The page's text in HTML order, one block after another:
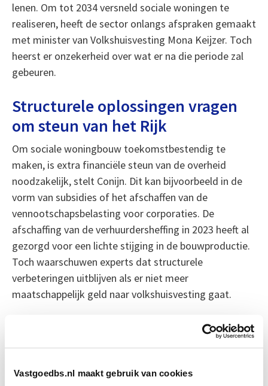
Vastgoedbs.nl maakt gebruik van cookies
lenen. Om tot 2034 versneld sociale woningen te
realiseren, heeft de sector onlangs afspraken gemaakt
met minister van Volkshuisvesting Mona Keijzer. Toch
heerst er onzekerheid over wat er na die periode zal
gebeuren.
Structurele oplossingen vragen
om steun van het Rijk
Om sociale woningbouw toekomstbestendig te
maken, is extra financiële steun van de overheid
noodzakelijk, stelt Conijn. Dit kan bijvoorbeeld in de
vorm van subsidies of het afschaffen van de
vennootschapsbelasting voor corporaties. De
afschaffing van de verhuurdersheffing in 2023 heeft al
gezorgd voor een lichte stijging in de bouwproductie.
Toch waarschuwen experts dat structurele
verbeteringen uitblijven als er niet meer
maatschappelijk geld naar volkshuisvesting gaat.
„De kern van het probleem is dat er meer financiële
ruimte moet komen,” concludeert Mohamed el
extra middelen kan niemand sociale huurwoningen